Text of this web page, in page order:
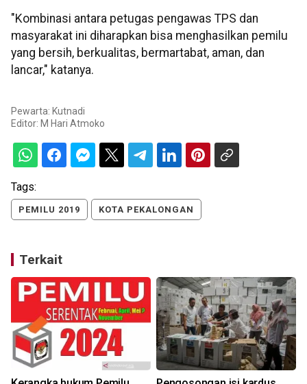
"Kombinasi antara petugas pengawas TPS dan
masyarakat ini diharapkan bisa menghasilkan pemilu
yang bersih, berkualitas, bermartabat, aman, dan
lancar," katanya.
Pewarta: Kutnadi
Editor: M Hari Atmoko
Tags:
PEMILU 2019 KOTA PEKALONGAN
Terkait